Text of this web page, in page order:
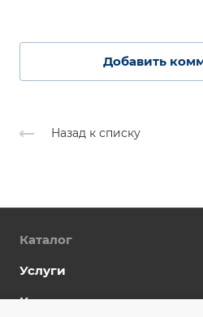
Добавить
Назад к списку
Каталог
Услуги
Компания